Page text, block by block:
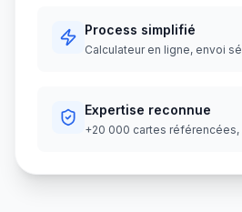
Process simplifié
Calculateur en ligne, envoi
Expertise reconnue
+20 000 cartes référencées,